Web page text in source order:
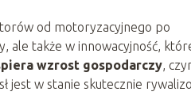
od motoryzacyjnego po
ale także w innowacyjność,
wzrost gospodarczy ,
jest w stanie skutecznie